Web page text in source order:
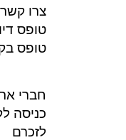
צרו קשר
טופס
טופס
חברי
כניסה
לזכרם